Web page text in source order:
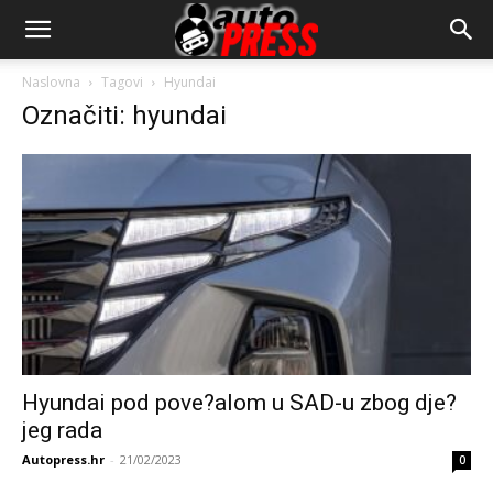
AutopressHR
Naslovna Tagovi Hyundai
Označiti: hyundai
Hyundai pod pove?alom u SAD-u zbog dje?
jeg rada
Autopress.hr - 21/02/2023 0